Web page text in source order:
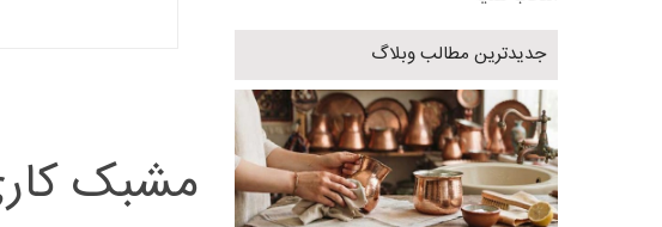
جدیدترین مطالب وبلاگ
مشبک